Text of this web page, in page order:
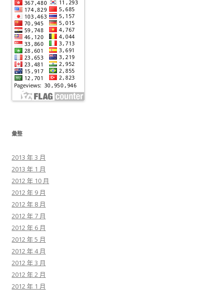
彙整
2013 年 3 月
2013 年 1 月
2012 年 10 月
2012 年 9 月
2012 年 8 月
2012 年 7 月
2012 年 6 月
2012 年 5 月
2012 年 4 月
2012 年 3 月
2012 年 2 月
2012 年 1 月